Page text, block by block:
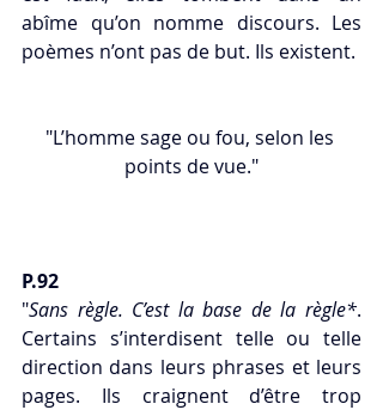
abîme qu’on nomme discours. Les
poèmes n’ont pas de but. Ils existent.
"L’homme sage ou fou, selon les
points de vue."
P.92
"Sans règle. C’est la base de la règle*.
Certains s’interdisent telle ou telle
direction dans leurs phrases et leurs